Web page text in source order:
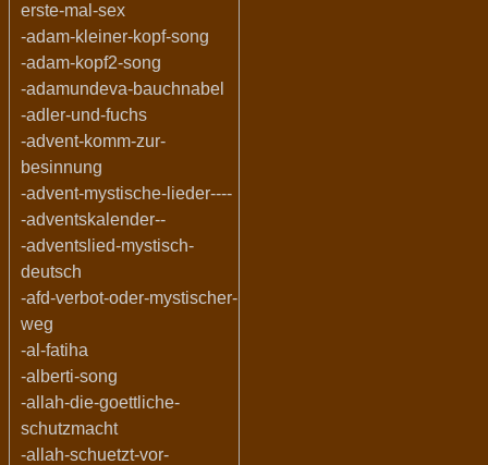
erste-mal-sex
-adam-kleiner-kopf-song
-adam-kopf2-song
-adamundeva-bauchnabel
-adler-und-fuchs
-advent-komm-zur-
besinnung
-advent-mystische-lieder----
-adventskalender--
-adventslied-mystisch-
deutsch
-afd-verbot-oder-mystischer-
weg
-al-fatiha
-alberti-song
-allah-die-goettliche-
schutzmacht
-allah-schuetzt-vor-